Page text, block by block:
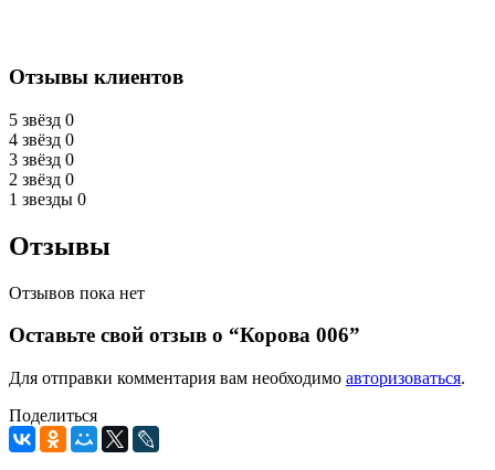
Отзывы клиентов
5 звёзд 0
4 звёзд 0
3 звёзд 0
2 звёзд 0
1 звезды 0
Отзывы
Отзывов пока нет
Оставьте свой отзыв о “Корова 006”
Для отправки комментария вам необходимо авторизоваться.
Поделиться